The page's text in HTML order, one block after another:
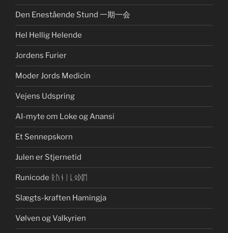
Den Enestående Stund 一期一会
Hel Hellig Helende
Jordens Furier
Moder Jords Medicin
Vejens Udspring
AI-myte om Loke og Anansi
Et Sennepskorn
Julen er Stjernetid
Runicode ᚱᚢᚾᛁᚳᛟᛞᛖ
Slægts-kraften Hamingja
Vølven og Valkyrien